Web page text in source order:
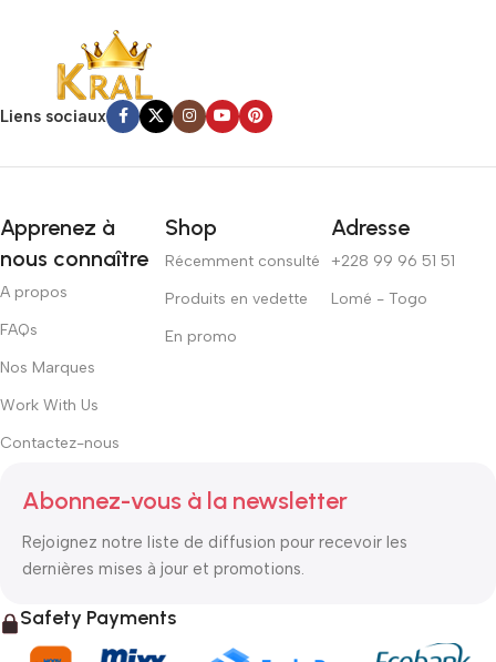
Liens sociaux
Apprenez à
nous connaître
A propos
FAQs
Nos Marques
Work With Us
Contactez-nous
Shop
Récemment consulté
Produits en vedette
En promo
Adresse
+228 99 96 51 51
Lomé - Togo
Abonnez-vous à la newsletter
Rejoignez notre liste de diffusion pour recevoir les
dernières mises à jour et promotions.
Safety Payments